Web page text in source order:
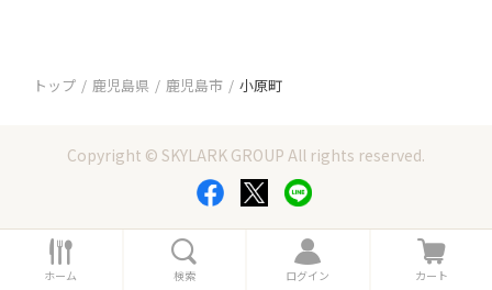
トップ 鹿児島県 鹿児島市 小原町
Copyright © SKYLARK GROUP All rights reserved.
ホ
ー
ホーム 索
検索
ロ
グ
ログイン
カ
ー
カート